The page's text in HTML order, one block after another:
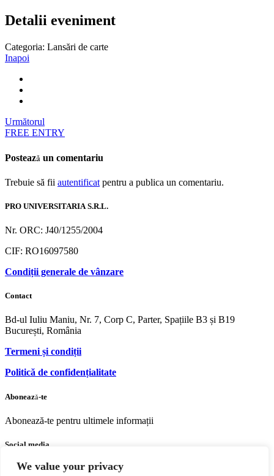
We value your privacy
Detalii eveniment
Categoria: Lansări de carte
Inapoi
Următorul
FREE ENTRY
Postează un comentariu
Trebuie să fii autentificat pentru a publica un comentariu.
PRO UNIVERSITARIA S.R.L.
Nr. ORC: J40/1255/2004
CIF: RO16097580
Condiții generale de vânzare
Contact
Bd-ul Iuliu Maniu, Nr. 7, Corp C, Parter, Spațiile B3 și B19
București, România
Termeni și condiții
Politică de confidențialitate
Abonează-te
Abonează-te pentru ultimele informații
Social media
FacebookYoutubeInstagram